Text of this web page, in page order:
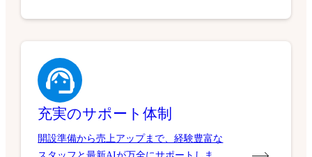
充実のサポート体制
開設準備から売上アップまで、経験豊富な